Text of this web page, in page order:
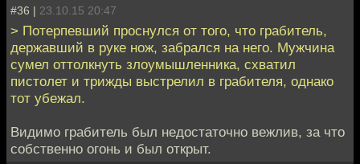
#36 | 23.10.15 20:47
> Потерпевший проснулся от того, что грабитель,
державший в руке нож, забрался на него. Мужчина
сумел оттолкнуть злоумышленника, схватил
пистолет и трижды выстрелил в грабителя, однако
тот убежал.
Видимо грабитель был недостаточно вежлив, за что
собственно огонь и был открыт.